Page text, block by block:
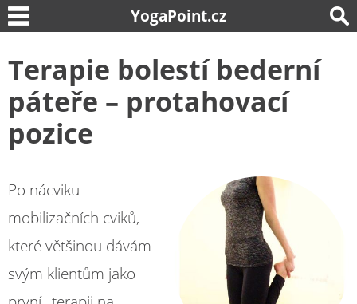
YogaPoint.cz
Terapie bolestí bederní
páteře – protahovací
pozice
Po nácviku
mobilizačních cviků,
které většinou dávám
svým klientům jako